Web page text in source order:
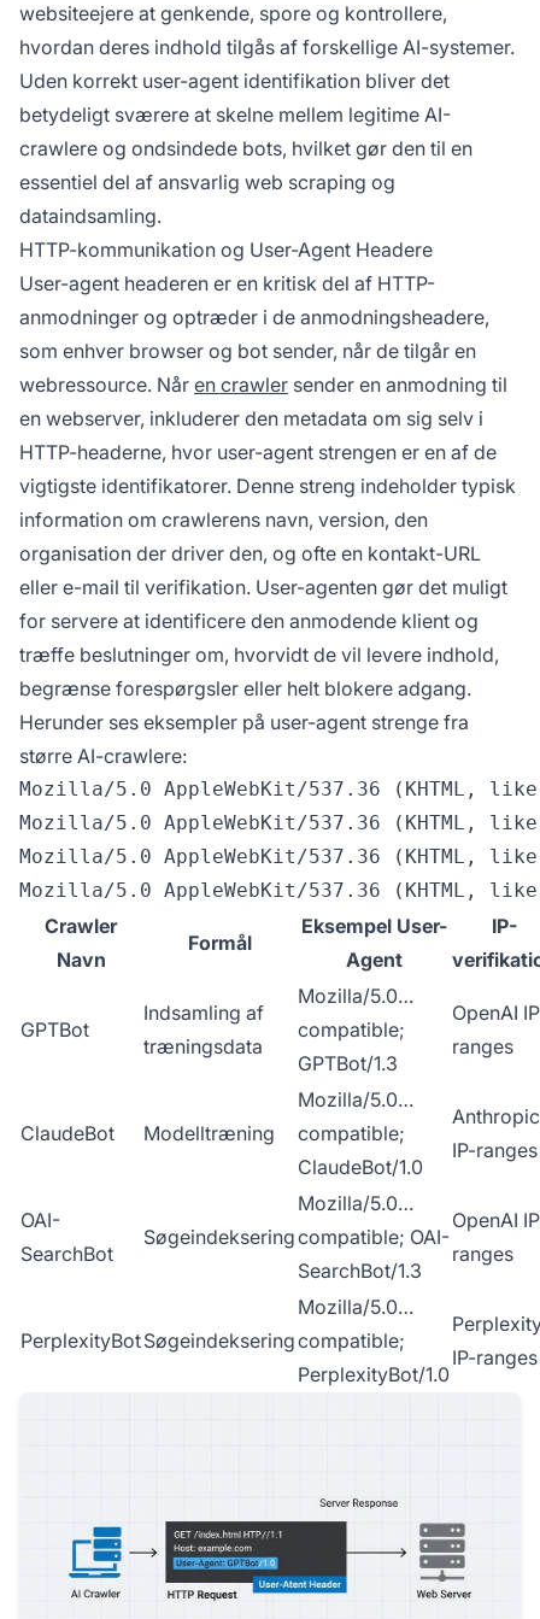
websiteejere at genkende, spore og kontrollere,
hvordan deres indhold tilgås af forskellige AI-systemer.
Uden korrekt user-agent identifikation bliver det
betydeligt sværere at skelne mellem legitime AI-
crawlere og ondsindede bots, hvilket gør den til en
essentiel del af ansvarlig web scraping og
dataindsamling.
HTTP-kommunikation og User-Agent Headere
User-agent headeren er en kritisk del af HTTP-
anmodninger og optræder i de anmodningsheadere,
som enhver browser og bot sender, når de tilgår en
webressource. Når en crawler sender en anmodning til
en webserver, inkluderer den metadata om sig selv i
HTTP-headerne, hvor user-agent strengen er en af de
vigtigste identifikatorer. Denne streng indeholder typisk
information om crawlerens navn, version, den
organisation der driver den, og ofte en kontakt-URL
eller e-mail til verifikation. User-agenten gør det muligt
for servere at identificere den anmodende klient og
træffe beslutninger om, hvorvidt de vil levere indhold,
begrænse forespørgsler eller helt blokere adgang.
Herunder ses eksempler på user-agent strenge fra
større AI-crawlere:
Mozilla/5.0 AppleWebKit/537.36 (KHTML,
Mozilla/5.0 AppleWebKit/537.36 (KHTML,
Mozilla/5.0 AppleWebKit/537.36 (KHTML,
Crawler
Navn
Formål
Eksempel User-
Agent
IP-
GPTBot
Indsamling af
træningsdata
Mozilla/5.0…
compatible;
GPTBot/1.3
OpenAI
ranges
ClaudeBot Modelltræning
Mozilla/5.0…
compatible;
ClaudeBot/1.0
Anthropic
IP-ranges
OAI-
SearchBot
Søgeindeksering
Mozilla/5.0…
compatible; OAI-
SearchBot/1.3
OpenAI
ranges
PerplexityBotSøgeindeksering
Mozilla/5.0…
compatible;
PerplexityBot/1.0
IP-ranges